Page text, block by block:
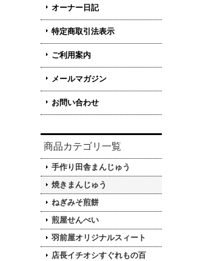
オーナー日記
特定商取引法表示
ご利用案内
メールマガジン
お問い合わせ
商品カテゴリ一覧
手作り田舎まんじゅう
焼きまんじゅう
ねぎみそ煎餅
煎屋せんべい
羽前屋オリジナルスィート
店長イチオシすぐれもの百